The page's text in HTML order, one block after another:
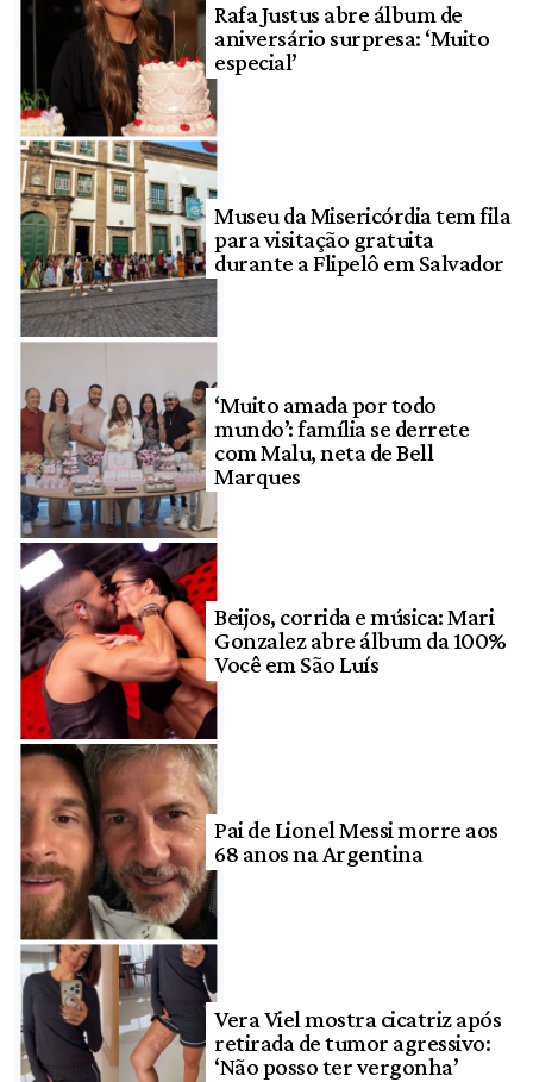
Rafa Justus abre álbum de
aniversário surpresa: ‘Muito
especial’
Museu da Misericórdia tem fila
para visitação gratuita
durante a Flipelô em Salvador
‘Muito amada por todo
mundo’: família se derrete
com Malu, neta de Bell
Marques
Beijos, corrida e música: Mari
Gonzalez abre álbum da 100%
Você em São Luís
Pai de Lionel Messi morre aos
68 anos na Argentina
Vera Viel mostra cicatriz após
retirada de tumor agressivo:
‘Não posso ter vergonha’